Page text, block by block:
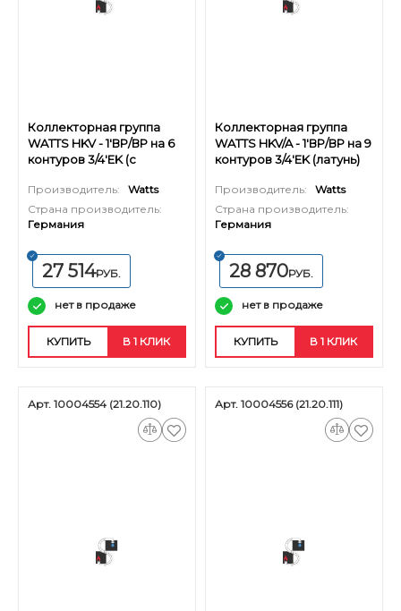
Коллекторная группа
WATTS HKV - 1'ВР/ВР на 6
контуров 3/4'EK (с
Производитель:
Watts
Страна производитель:
Германия
27 514РУБ.
нет в продаже
КУПИТЬ В 1 КЛИК
Коллекторная группа
WATTS HKV/A - 1'ВР/ВР на 9
контуров 3/4'EK (латунь)
Производитель:
Watts
Страна производитель:
Германия
28 870РУБ.
нет в продаже
КУПИТЬ В 1 КЛИК
Арт. 10004554 (21.20.110) Арт. 10004556 (21.20.111)